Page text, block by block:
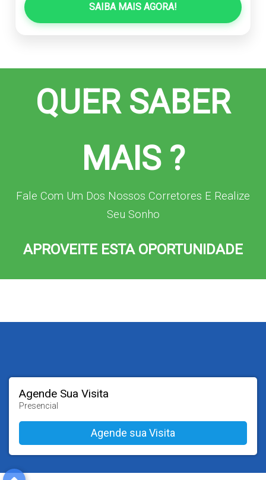
SAIBA MAIS AGORA!
QUER SABER
MAIS ?
Fale Com Um Dos Nossos Corretores E Realize
Seu Sonho
APROVEITE ESTA OPORTUNIDADE
Agende Sua Visita
Presencial